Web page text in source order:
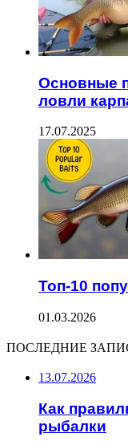
Основные
ловли
17.07.2025
Топ-10
01.03.2026
ПОСЛЕДНИЕ
13.07.2026
Как
рыбалки